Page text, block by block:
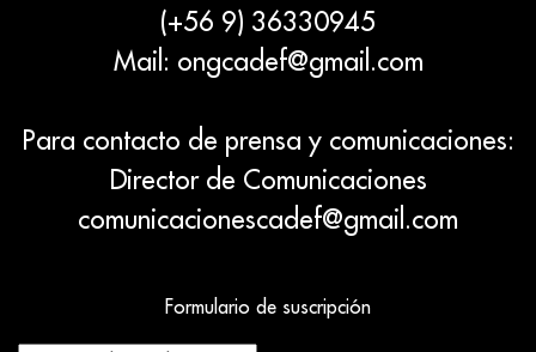
(+56 9) 36330945
Mail: ongcadef@gmail.com
Para contacto de prensa y comunicaciones:
Director de Comunicaciones
comunicacionescadef@gmail.com
Formulario de suscripción